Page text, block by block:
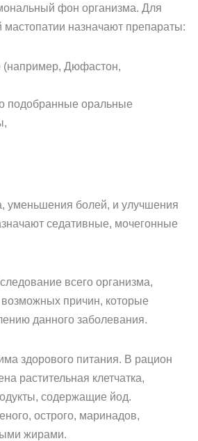
фон организма. Для
назначают препараты:
(например, Дюфастон,
подобранные оральные
уменьшения болей, и улучшения
седативные, мочегонные
всего организма,
причин, которые
данного заболевания.
здорового питания. В рацион
растительная клетчатка,
содержащие йод.
острого, маринадов,
жирами.